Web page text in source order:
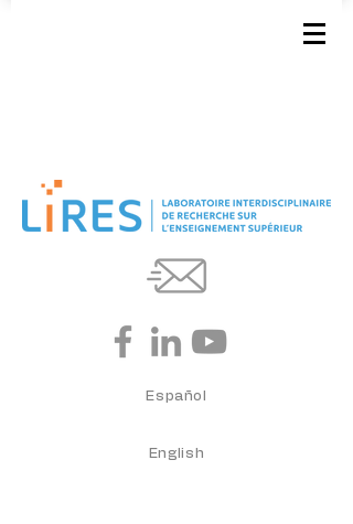
Español
English